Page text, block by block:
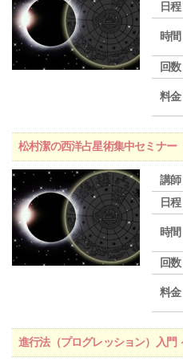
日程
時間
回数
料金
松村潔の西洋占星術集中セミナー
講師
日程
時間
回数
料金
進行法（プログレッション）入門